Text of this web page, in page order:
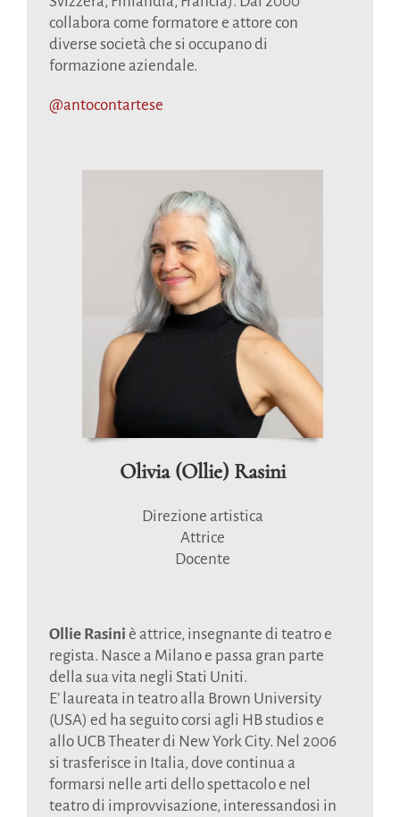
collabora come formatore e attore con
diverse società che si occupano di
formazione aziendale.
@antocontartese
Olivia (Ollie) Rasini
Direzione artistica
Attrice
Docente
Ollie Rasini è attrice, insegnante di teatro e
regista. Nasce a Milano e passa gran parte
della sua vita negli Stati Uniti.
E’ laureata in teatro alla Brown University
(USA) ed ha seguito corsi agli HB studios e
allo UCB Theater di New York City. Nel 2006
si trasferisce in Italia, dove continua a
formarsi nelle arti dello spettacolo e nel
teatro di improvvisazione, interessandosi in